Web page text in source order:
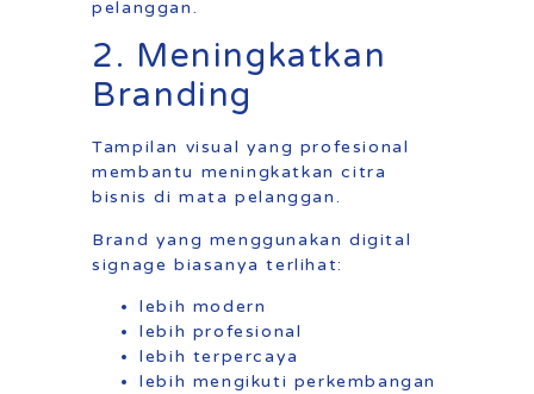
pelanggan.
2. Meningkatkan
Branding
Tampilan visual yang profesional
membantu meningkatkan citra
bisnis di mata pelanggan.
Brand yang menggunakan digital
signage biasanya terlihat:
lebih modern
lebih profesional
lebih terpercaya
lebih mengikuti perkembangan